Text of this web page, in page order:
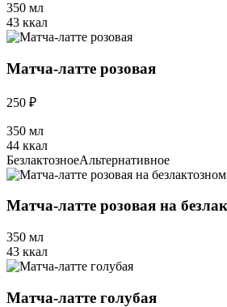
350 мл
43 ккал
Матча-латте розовая
250 ₽
350 мл
44 ккал
БезлактозноеАльтернативное
Матча-латте розовая на
350 мл
43 ккал
Матча-латте голубая